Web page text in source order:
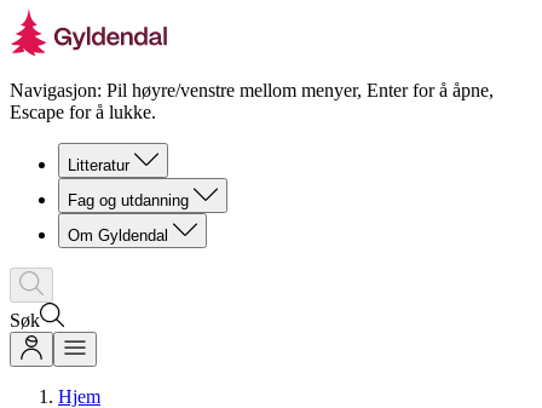
Navigasjon: Pil høyre/venstre mellom menyer, Enter for å åpne,
Escape for å lukke.
Litteratur
Fag og utdanning
Om Gyldendal
Søk
Hjem